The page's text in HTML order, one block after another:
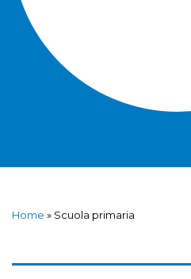
Home » Scuola primaria